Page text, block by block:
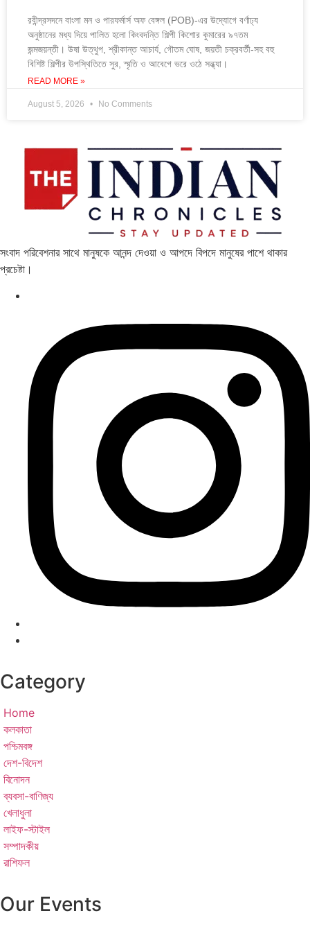
রবীন্দ্রসদনে বাংলা মন ও পারফর্মার্স অফ বেঙ্গল (POB)-এর উদ্যোগে বর্ণাঢ্য
অনুষ্ঠানের মধ্য দিয়ে পালিত হলো কিংবদন্তি শিল্পী কিশোর কুমারের ৯৭তম
জন্মজয়ন্তী। উষা উত্থুপ, শ্রীকান্ত আচার্য, গৌতম ঘোষ, জয়তী চক্রবর্তী-সহ বহু
বিশিষ্ট শিল্পীর উপস্থিতিতে সুর, স্মৃতি ও আবেগে ভরে ওঠে সন্ধ্যা।
READ MORE »
August 5, 2026 No Comments
সংবাদ পরিবেশনার সাথে মানুষকে আনন্দ দেওয়া ও আপদে বিপদে মানুষের পাশে থাকার
প্রচেষ্টা।
Category
Home
কলকাতা
পশ্চিমবঙ্গ
দেশ-বিদেশ
বিনোদন
ব্যবসা-বাণিজ্য
খেলাধুলা
লাইফ-স্টাইল
সম্পাদকীয়
রাশিফল
Our Events